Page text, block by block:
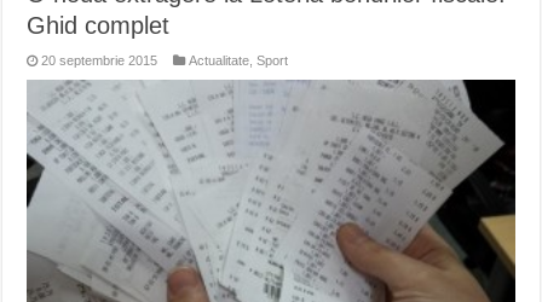
Ghid complet
20 septembrie 2015 Actualitate ,Sport